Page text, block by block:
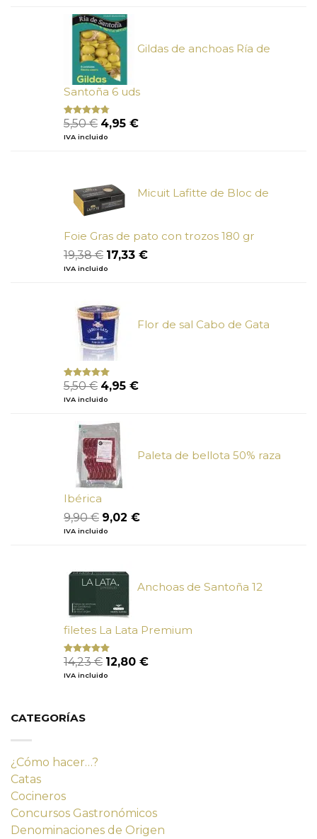
era:
6,73 €.
Gildas de anchoas Ría de
Santoña 6 uds
Valorado
con
de 5
5,50€ El
precio
4,95 €El
IVA incluido
Micuit Lafitte de Bloc de
Foie Gras de pato con trozos 180 gr
19,38€ El
precio
19,38 €.
17,33 €El
IVA incluido
Flor de sal Cabo de Gata
Valorado
con
de
5
5,50€ El
precio
era:
5,50 €.
4,95 €El
IVA incluido
Paleta de bellota 50% raza
Ibérica
9,90€ El
precio
9,90 €.
9,02 €El
IVA incluido
Anchoas de Santoña 12
filetes La Lata Premium
Valorado
con
de 5
14,23€ El
precio
12,80 €El
IVA incluido
CATEGORÍAS
¿Cómo hacer…?
Catas
Cocineros
Concursos Gastronómicos
Denominaciones de Origen